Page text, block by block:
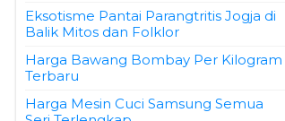
Eksotisme Pantai Parangtritis Jogja di
Balik Mitos dan Folklor
Harga Bawang Bombay Per Kilogram
Terbaru
Harga Mesin Cuci Samsung Semua